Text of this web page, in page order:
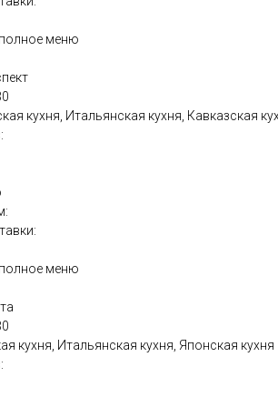
меню
кухня, Итальянская кухня, Кавказская
меню
кухня, Итальянская кухня, Японская кухня